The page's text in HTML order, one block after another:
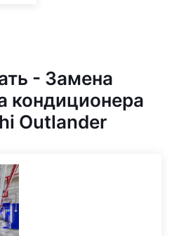
- Замена
кондиционера
Outlander